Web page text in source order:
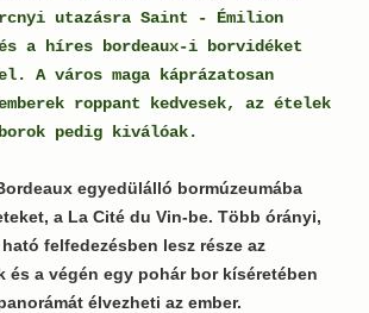
utazásra Saint - Émilion
és a híres bordeaux-i borvidéket
A város maga káprázatosan
roppant kedvesek, az ételek
pedig kiválóak.
egyedülálló bormúzeumába
a La Cité du Vin-be. Több órányi,
felfedezésben lesz része az
és a végén egy pohár bor kíséretében
élvezheti az ember.